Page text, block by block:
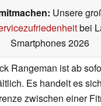
Unsere
bei
Smartphones 2026
Rangeman ist ab
Es handelt es
zwischen einer